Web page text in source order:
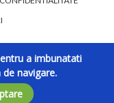
a imbunatati
navigare.